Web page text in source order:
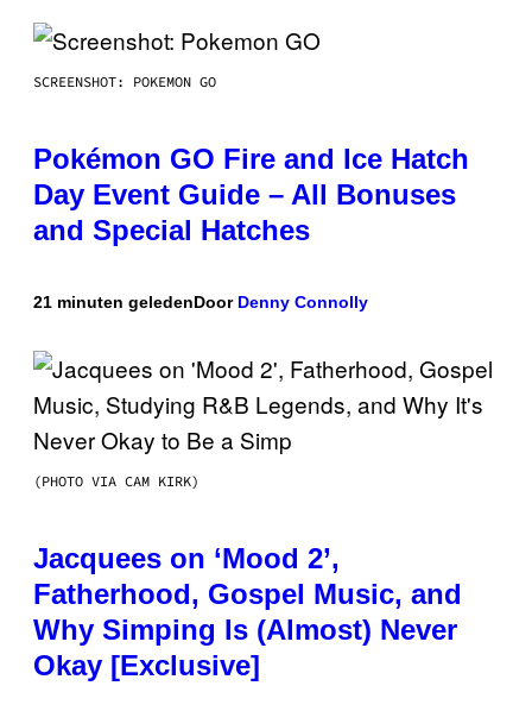
SCREENSHOT: POKEMON GO
Pokémon GO Fire and Ice Hatch
Day Event Guide – All Bonuses
and Special Hatches
21 minuten geledenDoor Denny Connolly
(PHOTO VIA CAM KIRK)
Jacquees on ‘Mood 2’,
Fatherhood, Gospel Music, and
Why Simping Is (Almost) Never
Okay [Exclusive]